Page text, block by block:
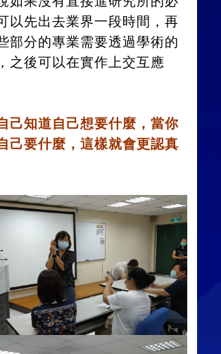
以先出去業界一段時間，再
部分的專業需要透過學術的
之後可以在實作上交互應
己知道自己想要什麼，當你
己要什麼，這樣就會更認真